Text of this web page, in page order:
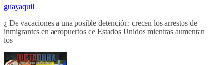
guayaquil
¿ De vacaciones a una posible detención: crecen los arrestos de
inmigrantes en aeropuertos de Estados Unidos mientras aumentan
los